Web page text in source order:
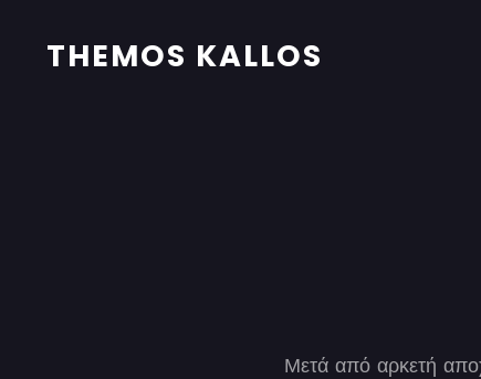
THEMOS KALLOS
Μετά από αρκετή